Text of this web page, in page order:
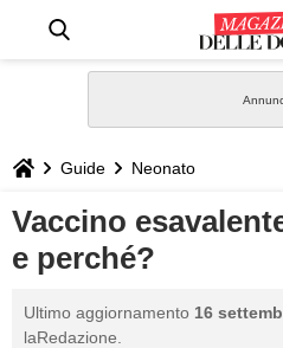
STILE
BIOGRAFIE
DEFINIZIONI
Guide Neonato
Vaccino
e perché?
Ultimo aggiornamento 16
laRedazione.